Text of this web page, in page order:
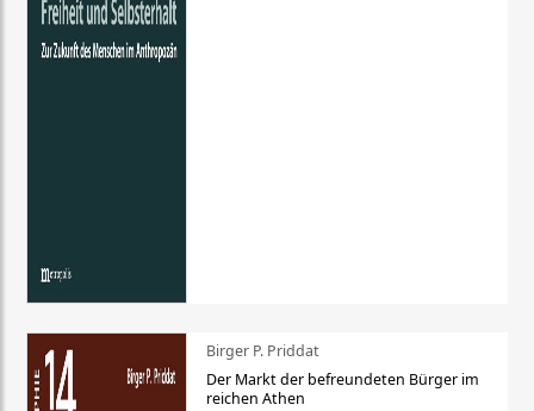
Birger P. Priddat
Der Markt der befreundeten Bürger im
reichen Athen